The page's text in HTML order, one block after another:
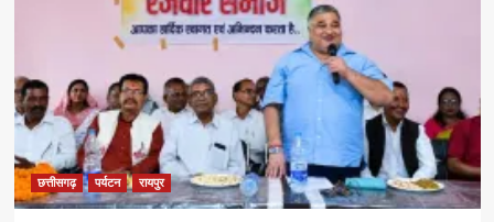
राजेश
अग्रवाल
दिया
स्वदेशी
अपनाने
का
संदेश
छत्तीसगढ़ पर्यटन रायपुर